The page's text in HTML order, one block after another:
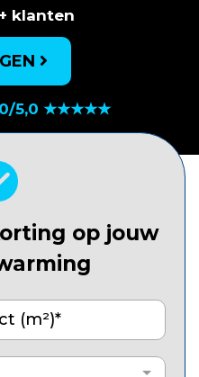
klanten
5,0 ★★★★★
op jouw